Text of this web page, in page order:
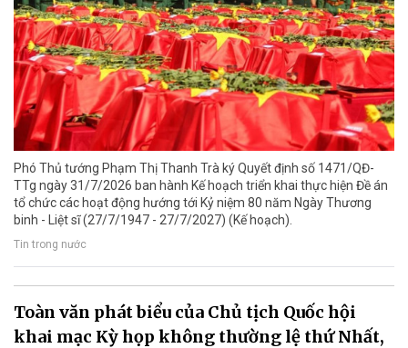
Phó Thủ tướng Phạm Thị Thanh Trà ký Quyết định số 1471/QĐ-
TTg ngày 31/7/2026 ban hành Kế hoạch triển khai thực hiện Đề án
tổ chức các hoạt động hướng tới Kỷ niệm 80 năm Ngày Thương
binh - Liệt sĩ (27/7/1947 - 27/7/2027) (Kế hoạch).
Tin trong nước
Toàn văn phát biểu của Chủ tịch Quốc hội
khai mạc Kỳ họp không thường lệ thứ Nhất,